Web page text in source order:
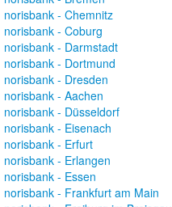
norisbank - Chemnitz
norisbank - Coburg
norisbank - Darmstadt
norisbank - Dortmund
norisbank - Dresden
norisbank - Aachen
norisbank - Düsseldorf
norisbank - Eisenach
norisbank - Erfurt
norisbank - Erlangen
norisbank - Essen
norisbank - Frankfurt am Main